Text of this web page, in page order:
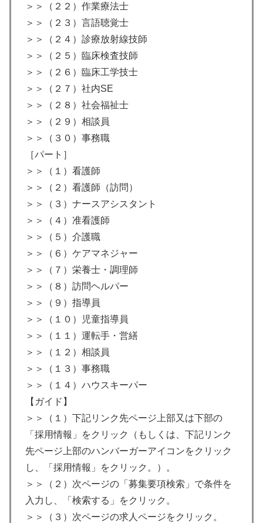
＞＞（２２）作業療法士
＞＞（２３）言語聴覚士
＞＞（２４）診療放射線技師
＞＞（２５）臨床検査技師
＞＞（２６）臨床工学技士
＞＞（２７）社内SE
＞＞（２８）社会福祉士
＞＞（２９）相談員
＞＞（３０）事務職
［パート］
＞＞（１）看護師
＞＞（２）看護師（訪問）
＞＞（３）ナースアシスタント
＞＞（４）准看護師
＞＞（５）介護職
＞＞（６）ケアマネジャー
＞＞（７）栄養士・調理師
＞＞（８）訪問ヘルパー
＞＞（９）指導員
＞＞（１０）児童指導員
＞＞（１１）運転手・営繕
＞＞（１２）相談員
＞＞（１３）事務職
＞＞（１４）ハウスキーパー
【ガイド】
＞＞（１）下記リンク先ページ上部又は下部の
「採用情報」をクリック（もしくは、下記リンク
先ページ上部のハンバーガーアイコンをクリック
し、「採用情報」をクリック。）。
＞＞（２）次ページの「募集要項検索」で条件を
入力し、「検索する」をクリック。
＞＞（３）次ページの求人ページをクリック。